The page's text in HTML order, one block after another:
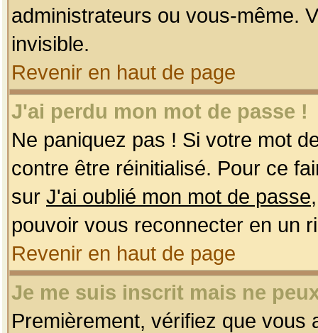
administrateurs ou vous-même.
invisible.
Revenir en haut de page
J'ai perdu mon mot de passe !
Ne paniquez pas ! Si votre mot
contre être réinitialisé. Pour ce
sur J'ai oublié mon mot de passe
pouvoir vous reconnecter en un
Revenir en haut de page
Je me suis inscrit mais ne
Premièrement, vérifiez que